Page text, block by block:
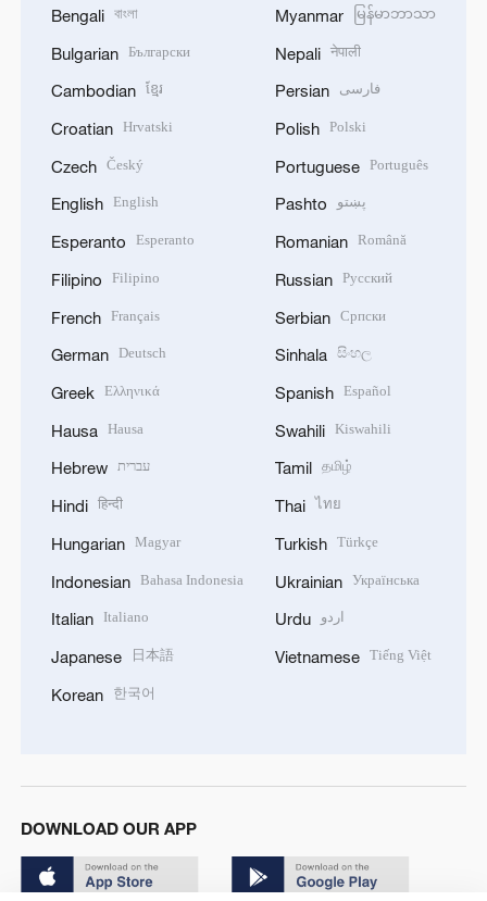
Bengali বাংলা
Bulgarian Български
Cambodian ខ្មែរ
Croatian Hrvatski
Czech Český
English English
Esperanto Esperanto
Filipino Filipino
French Français
German Deutsch
Greek Ελληνικά
Hausa Hausa
Hebrew עברית
Hindi हिन्दी
Hungarian Magyar
Indonesian Bahasa Indonesia
Italian Italiano
Japanese 日本語
Korean 한국어
Myanmar မြန်မာဘာသာ
Nepali नेपाली
Persian فارسی
Polish Polski
Portuguese Português
Pashto پښتو
Romanian Română
Russian Русский
Serbian Српски
Sinhala සිංහල
Spanish Español
Swahili Kiswahili
Tamil தமிழ்
Thai ไทย
Turkish Türkçe
Ukrainian Українська
Urdu اردو
Vietnamese Tiếng Việt
DOWNLOAD OUR APP